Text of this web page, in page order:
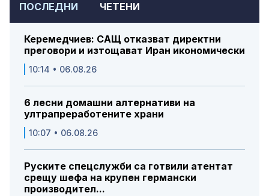
ПОСЛЕДНИ ЧЕТЕНИ
Керемедчиев: САЩ отказват директни
преговори и изтощават Иран икономически
10:14 • 06.08.26
6 лесни домашни алтернативи на
ултрапреработените храни
10:07 • 06.08.26
Руските спецслужби са готвили атентат
срещу шефа на крупен германски
производител...